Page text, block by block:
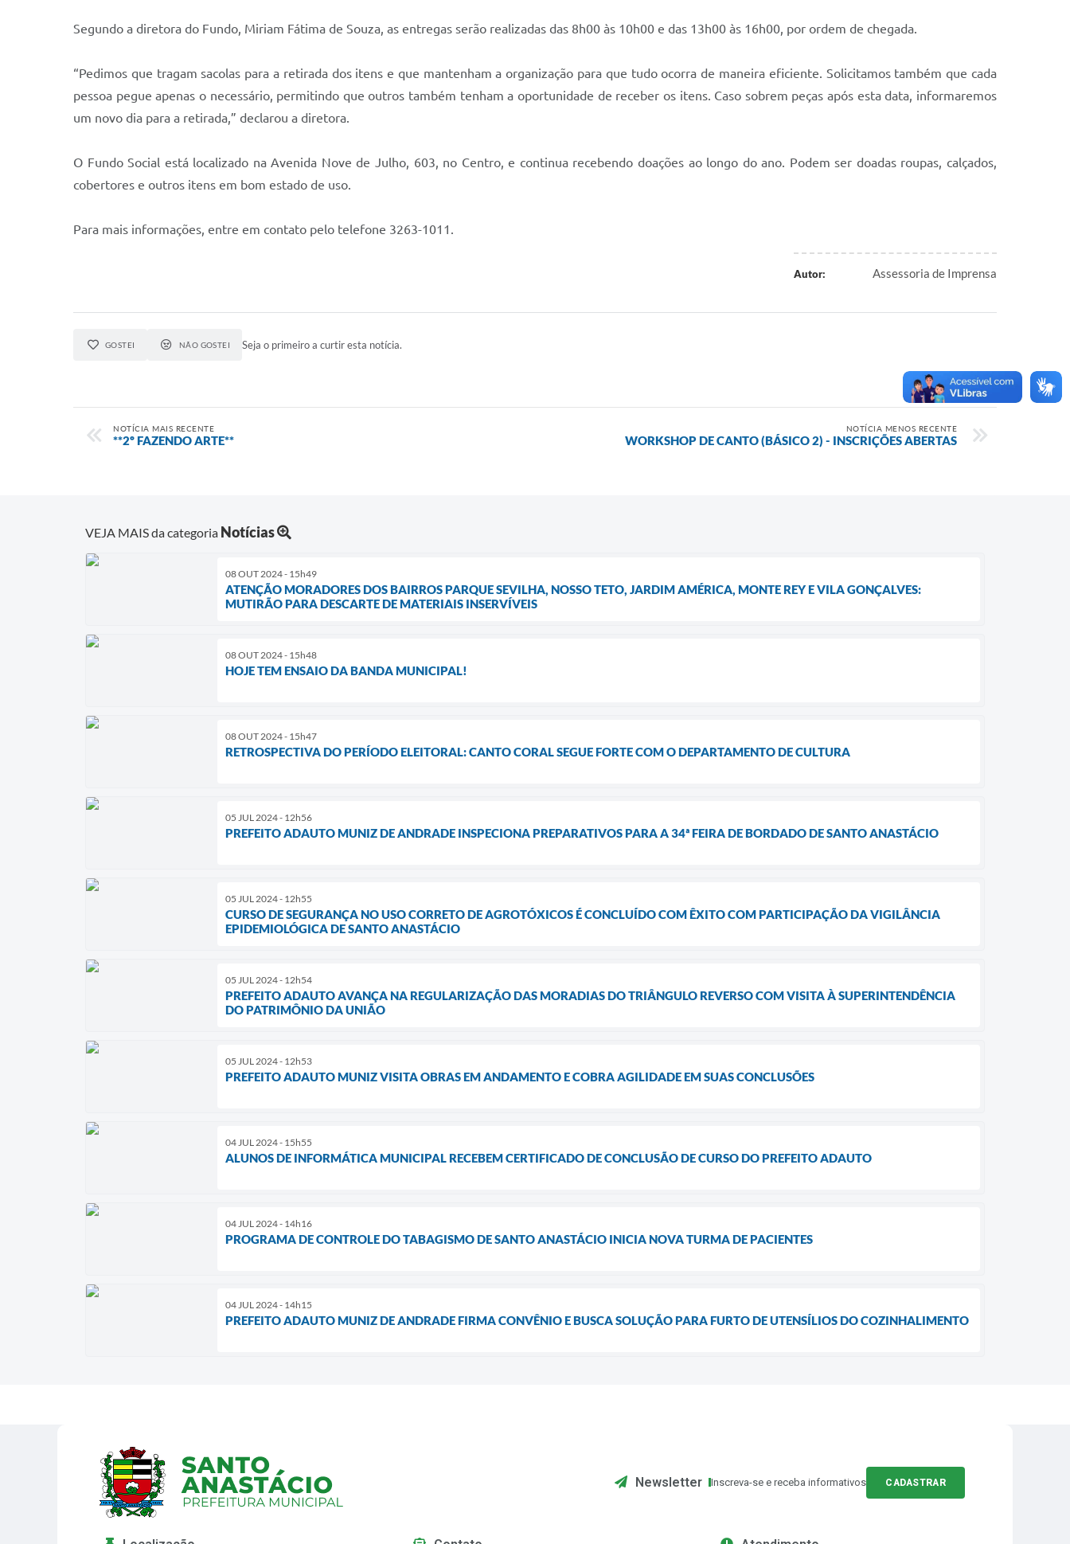
Segundo a diretora do Fundo, Miriam Fátima de Souza, as entregas serão realizadas das 8h00 às 10h00 e das 13h00 às 16h00, por ordem de chegada.
“Pedimos que tragam sacolas para a retirada dos itens e que mantenham a organização para que tudo ocorra de maneira eficiente. Solicitamos também que cada
pessoa pegue apenas o necessário, permitindo que outros também tenham a oportunidade de receber os itens. Caso sobrem peças após esta data, informaremos
um novo dia para a retirada,” declarou a diretora.
O Fundo Social está localizado na Avenida Nove de Julho, 603, no Centro, e continua recebendo doações ao longo do ano. Podem ser doadas roupas, calçados,
cobertores e outros itens em bom estado de uso.
Para mais informações, entre em contato pelo telefone 3263-1011.
Autor: Assessoria de Imprensa
GOSTEI NÃO GOSTEI Seja o primeiro a curtir esta notícia.
NOTÍCIA MAIS RECENTE
**2º FAZENDO ARTE**
NOTÍCIA MENOS RECENTE
WORKSHOP DE CANTO (BÁSICO 2) - INSCRIÇÕES ABERTAS
VEJA MAIS da categoria Notícias
08 OUT 2024 - 15h49
ATENÇÃO MORADORES DOS BAIRROS PARQUE SEVILHA, NOSSO TETO, JARDIM AMÉRICA, MONTE REY E VILA GONÇALVES:
MUTIRÃO PARA DESCARTE DE MATERIAIS INSERVÍVEIS
08 OUT 2024 - 15h48
HOJE TEM ENSAIO DA BANDA MUNICIPAL!
08 OUT 2024 - 15h47
RETROSPECTIVA DO PERÍODO ELEITORAL: CANTO CORAL SEGUE FORTE COM O DEPARTAMENTO DE CULTURA
05 JUL 2024 - 12h56
PREFEITO ADAUTO MUNIZ DE ANDRADE INSPECIONA PREPARATIVOS PARA A 34ª FEIRA DE BORDADO DE SANTO ANASTÁCIO
05 JUL 2024 - 12h55
CURSO DE SEGURANÇA NO USO CORRETO DE AGROTÓXICOS É CONCLUÍDO COM ÊXITO COM PARTICIPAÇÃO DA VIGILÂNCIA
EPIDEMIOLÓGICA DE SANTO ANASTÁCIO
05 JUL 2024 - 12h54
PREFEITO ADAUTO AVANÇA NA REGULARIZAÇÃO DAS MORADIAS DO TRIÂNGULO REVERSO COM VISITA À SUPERINTENDÊNCIA
DO PATRIMÔNIO DA UNIÃO
05 JUL 2024 - 12h53
PREFEITO ADAUTO MUNIZ VISITA OBRAS EM ANDAMENTO E COBRA AGILIDADE EM SUAS CONCLUSÕES
04 JUL 2024 - 15h55
ALUNOS DE INFORMÁTICA MUNICIPAL RECEBEM CERTIFICADO DE CONCLUSÃO DE CURSO DO PREFEITO ADAUTO
04 JUL 2024 - 14h16
PROGRAMA DE CONTROLE DO TABAGISMO DE SANTO ANASTÁCIO INICIA NOVA TURMA DE PACIENTES
04 JUL 2024 - 14h15
PREFEITO ADAUTO MUNIZ DE ANDRADE FIRMA CONVÊNIO E BUSCA SOLUÇÃO PARA FURTO DE UTENSÍLIOS DO COZINHALIMENTO
Newsletter Inscreva-se e receba informativos CADASTRAR